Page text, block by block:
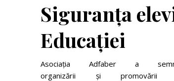
Siguranța
Educației
Asociația Adfaber a
organizării și